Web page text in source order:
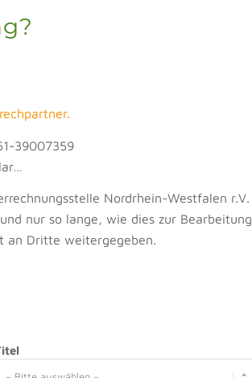
39007359
Nordrhein-Westfalen r.V.
nur so lange, wie dies zur Bearbeitung
an Dritte weitergegeben.